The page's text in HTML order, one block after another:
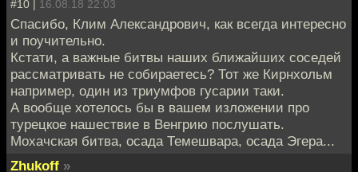
#10 | 16.08.18 22:03
Спасибо, Клим Александрович, как всегда интересно
и поучительно.
Кстати, а важные битвы наших ближайших соседей
рассматривать не собираетесь? Тот же Кирнхольм
например, один из триумфов гусарии таки.
А вообще хотелось бы в вашем изложении про
турецкое нашествие в Венгрию послушать.
Мохачская битва, осада Темешвара, осада Эгера...
Zhukoff »